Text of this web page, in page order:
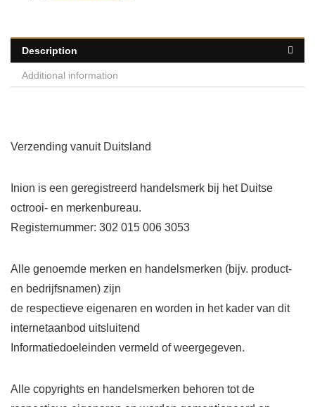
Description
Additional information
Verzending vanuit Duitsland
Inion is een geregistreerd handelsmerk bij het Duitse
octrooi- en merkenbureau.
Registernummer: 302 015 006 3053
Alle genoemde merken en handelsmerken (bijv. product-
en bedrijfsnamen) zijn
de respectieve eigenaren en worden in het kader van dit
internetaanbod uitsluitend
Informatiedoeleinden vermeld of weergegeven.
Alle copyrights en handelsmerken behoren tot de